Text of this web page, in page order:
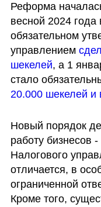
Реформа
весной 2024 года
обязательном
управлением
шекелей, а 1
стало
20.000 шекелей
Новый порядок
работу бизнесов
Налогового
отличается, в
ограниченной
Кроме того,